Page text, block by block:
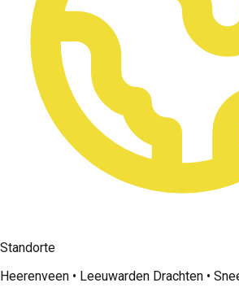
Standorte
Heerenveen • Leeuwarden Drachten •